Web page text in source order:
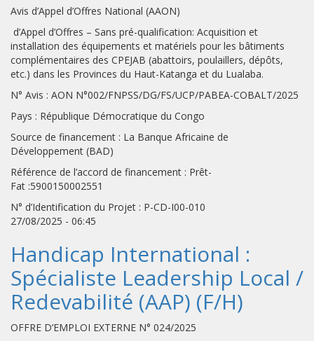
Avis d’Appel d’Offres National (AAON)
d’Appel d’Offres – Sans pré-qualification: Acquisition et
installation des équipements et matériels pour les bâtiments
complémentaires des CPEJAB (abattoirs, poulaillers, dépôts,
etc.) dans les Provinces du Haut-Katanga et du Lualaba.
N° Avis : AON N°002/FNPSS/DG/FS/UCP/PABEA-COBALT/2025
Pays : République Démocratique du Congo
Source de financement : La Banque Africaine de
Développement (BAD)
Référence de l’accord de financement : Prêt-
Fat :5900150002551
N° d’Identification du Projet : P-CD-I00-010
27/08/2025 - 06:45
Handicap International :
Spécialiste Leadership Local /
Redevabilité (AAP) (F/H)
OFFRE D’EMPLOI EXTERNE N° 024/2025